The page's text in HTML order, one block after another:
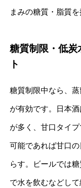
まみの糖質・脂質
糖質制限・低炭
ト
糖質制限中なら、
が有効です。日本
が多く、甘口タイ
可能であれば甘口
らす。ビールでは
で水を飲むなどし